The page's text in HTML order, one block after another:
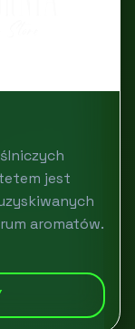
jest
aromatów.